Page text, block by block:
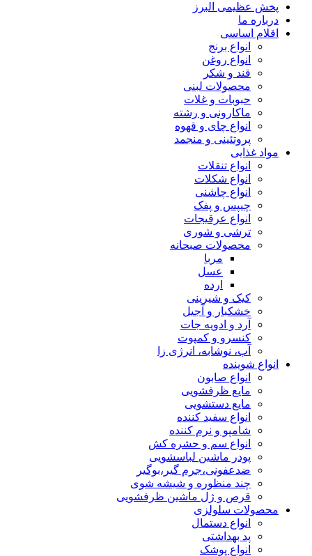
پخش عظیمی البرز
درباره ما
اقلام اساسی
انواع برنج
انواع روغن
قند و شکر
محصولات لبنی
حبوبات و غلات
ماکارونی و رشته
انواع چای و قهوه
پروتئینی و منجمد
مواد غذایی
انواع تنقلات
انواع شکلات
انواع چاشنی
چیپس و پفک
انواع عرقیجات
ترشی و شوری
محصولات صبحانه
مربا
عسل
ارده
کیک و شیرینی
خشکبار و آجیل
آرد و ادویه جات
کنسرو و کمپوت
آب، نوشابه، انرژی زا
انواع شوینده
انواع صابون
مایع ظرفشویی
مایع دستشویی
انواع سفید کننده
شامپو و نرم کننده
انواع سم و حشره کش
پودر ماشین لباسشویی
ضدعفونی،جرم گیر،بوگیر
چند منظوره و شیشه شوی
قرص و ژل ماشین ظرفشویی
محصولات سلولزی
انواع دستمال
پد بهداشتی
انواع پوشک